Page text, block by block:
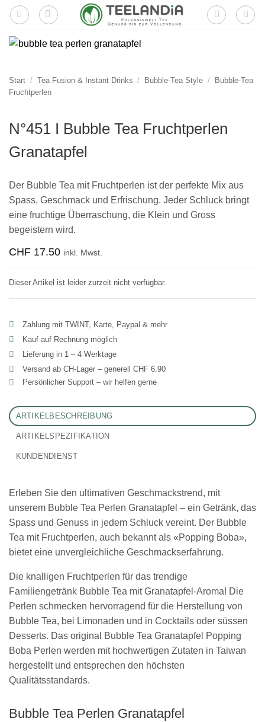
Zum
Inhalt
springen
Start / Tea Fusion & Instant Drinks / Bubble-Tea Style /
Bubble-Tea
Fruchtperlen
N°451 I Bubble Tea Fruchtperlen
Granatapfel
Der Bubble Tea mit Fruchtperlen ist der perfekte Mix aus
Spass, Geschmack und Erfrischung. Jeder Schluck bringt
eine fruchtige Überraschung, die Klein und Gross
begeistern wird.
CHF 17.50 inkl. Mwst.
Dieser Artikel ist leider zurzeit nicht verfügbar.
Zahlung mit TWINT, Karte, Paypal & mehr
Kauf auf Rechnung möglich
Lieferung in 1 – 4 Werktage
Versand ab CH‑Lager – generell CHF 6.90
Persönlicher Support – wir helfen gerne
ARTIKELBESCHREIBUNG
ARTIKELSPEZIFIKATION
KUNDENDIENST
Erleben Sie den ultimativen Geschmackstrend, mit
unserem Bubble Tea Perlen Granatapfel – ein Getränk, das
Spass und Genuss in jedem Schluck vereint. Der Bubble
Tea mit Fruchtperlen, auch bekannt als «Popping Boba»,
bietet eine unvergleichliche Geschmackserfahrung.
Die knalligen Fruchtperlen für das trendige
Familiengetränk Bubble Tea mit Granatapfel-Aroma! Die
Perlen schmecken hervorragend für die Herstellung von
Bubble Tea, bei Limonaden und in Cocktails oder süssen
Desserts. Das original Bubble Tea Granatapfel Popping
Boba Perlen werden mit hochwertigen Zutaten in Taiwan
hergestellt und entsprechen den höchsten
Qualitätsstandards.
Bubble Tea Perlen Granatapfel